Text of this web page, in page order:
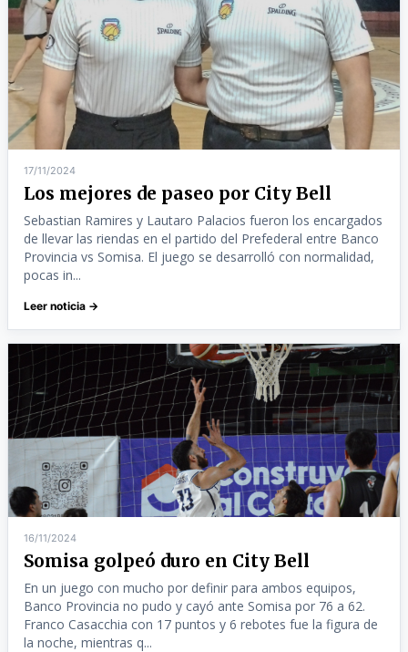
17/11/2024
Los mejores de paseo por City Bell
Sebastian Ramires y Lautaro Palacios fueron los encargados
de llevar las riendas en el partido del Prefederal entre Banco
Provincia vs Somisa. El juego se desarrolló con normalidad,
pocas in...
Leer noticia →
16/11/2024
Somisa golpeó duro en City Bell
En un juego con mucho por definir para ambos equipos,
Banco Provincia no pudo y cayó ante Somisa por 76 a 62.
Franco Casacchia con 17 puntos y 6 rebotes fue la figura de
la noche, mientras q...